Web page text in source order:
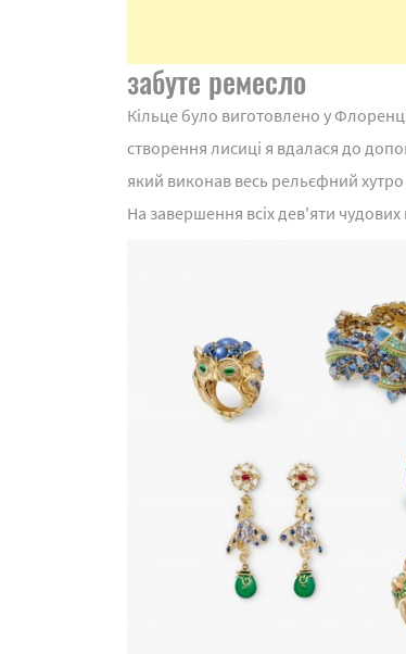
забуте ремесло
Кільце було виготовлено у
створення лисиці я вдалася до
який виконав весь рельєфний
На завершення всіх дев'яти